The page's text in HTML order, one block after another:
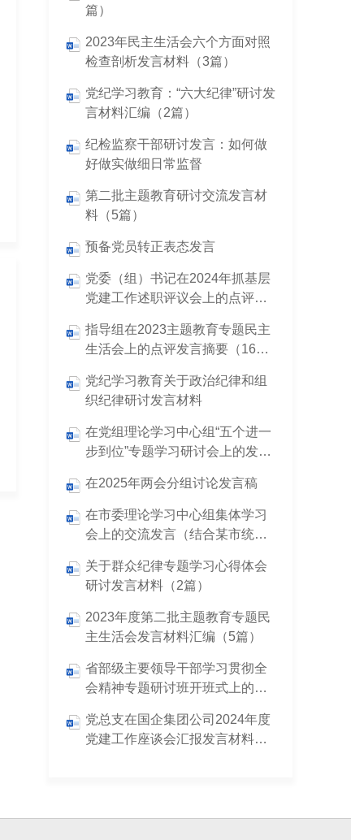
篇）
2023年民主生活会六个方面对照
检查剖析发言材料（3篇）
党纪学习教育：“六大纪律”研讨发
言材料汇编（2篇）
纪检监察干部研讨发言：如何做
好做实做细日常监督
第二批主题教育研讨交流发言材
料（5篇）
预备党员转正表态发言
党委（组）书记在2024年抓基层
党建工作述职评议会上的点评发
指导组在2023主题教育专题民主
生活会上的点评发言摘要（16
党纪学习教育关于政治纪律和组
织纪律研讨发言材料
在党组理论学习中心组“五个进一
步到位”专题学习研讨会上的发言
在2025年两会分组讨论发言稿
在市委理论学习中心组集体学习
会上的交流发言（结合某市统计
关于群众纪律专题学习心得体会
研讨发言材料（2篇）
2023年度第二批主题教育专题民
主生活会发言材料汇编（5篇）
省部级主要领导干部学习贯彻全
会精神专题研讨班开班式上的重
篇）
党总支在国企集团公司2024年度
党建工作座谈会汇报发言材料（4